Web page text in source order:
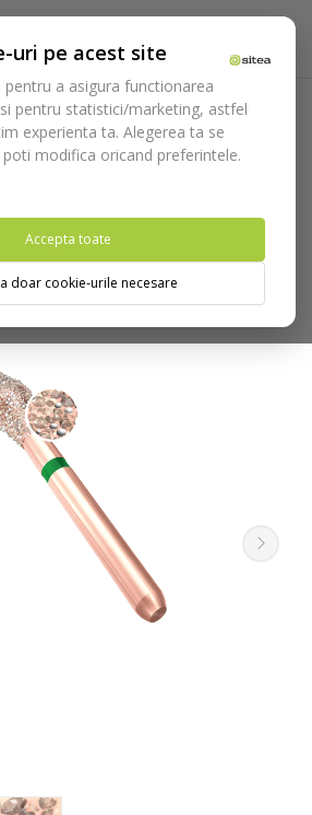
uri pe acest site
a asigura functionarea
pentru statistici/marketing, astfel
experienta ta. Alegerea ta se
modifica oricand preferintele.
Accepta toate
doar cookie-urile necesare
Freze
Freze diamantate Diao
OccluShaper
KP6370.314. -
din tara din care accesati website-ul